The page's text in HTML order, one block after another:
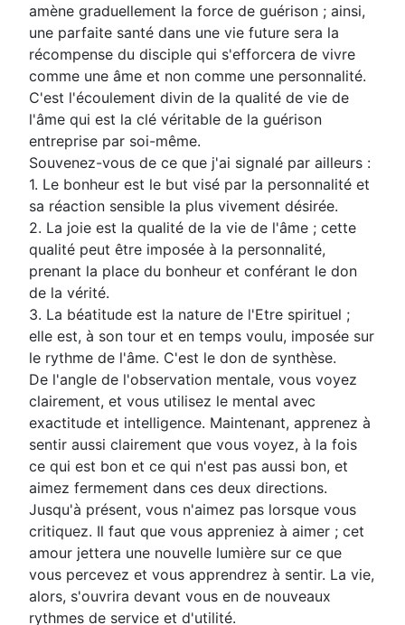
amène graduellement la force de guérison ; ainsi,
une parfaite santé dans une vie future sera la
récompense du disciple qui s'efforcera de vivre
comme une âme et non comme une personnalité.
C'est l'écoulement divin de la qualité de vie de
l'âme qui est la clé véritable de la guérison
entreprise par soi-même.
Souvenez-vous de ce que j'ai signalé par ailleurs :
1. Le bonheur est le but visé par la personnalité et
sa réaction sensible la plus vivement désirée.
2. La joie est la qualité de la vie de l'âme ; cette
qualité peut être imposée à la personnalité,
prenant la place du bonheur et conférant le don
de la vérité.
3. La béatitude est la nature de l'Etre spirituel ;
elle est, à son tour et en temps voulu, imposée sur
le rythme de l'âme. C'est le don de synthèse.
De l'angle de l'observation mentale, vous voyez
clairement, et vous utilisez le mental avec
exactitude et intelligence. Maintenant, apprenez à
sentir aussi clairement que vous voyez, à la fois
ce qui est bon et ce qui n'est pas aussi bon, et
aimez fermement dans ces deux directions.
Jusqu'à présent, vous n'aimez pas lorsque vous
critiquez. Il faut que vous appreniez à aimer ; cet
amour jettera une nouvelle lumière sur ce que
vous percevez et vous apprendrez à sentir. La vie,
alors, s'ouvrira devant vous en de nouveaux
rythmes de service et d'utilité.